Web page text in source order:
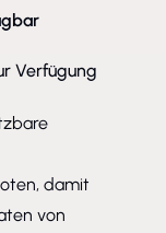
Verfügung
damit
von